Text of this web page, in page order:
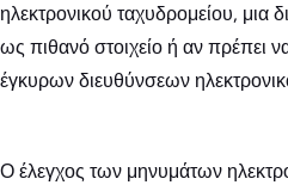
ηλεκτρονικού ταχυδρομείου, μια
ως πιθανό στοιχείο ή αν πρέπει
έγκυρων διευθύνσεων
Ο έλεγχος των μηνυμάτων